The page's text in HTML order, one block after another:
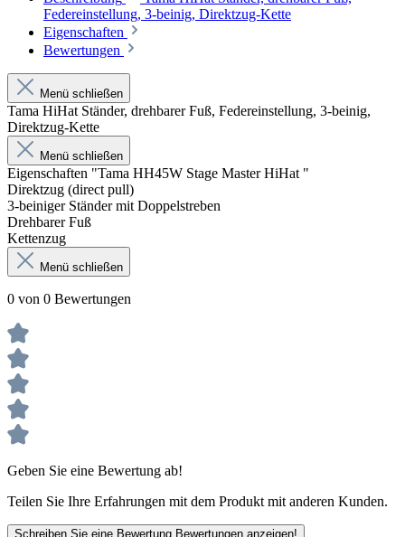
Federeinstellung, 3-beinig, Direktzug-Kette
Eigenschaften
Bewertungen
Menü schließen
Tama HiHat Ständer, drehbarer Fuß, Federeinstellung, 3-beinig,
Direktzug-Kette
Menü schließen
Eigenschaften "Tama HH45W Stage Master HiHat "
Direktzug (direct pull)
3-beiniger Ständer mit Doppelstreben
Drehbarer Fuß
Kettenzug
Menü schließen
0 von 0 Bewertungen
Geben Sie eine Bewertung ab!
Teilen Sie Ihre Erfahrungen mit dem Produkt mit anderen Kunden.
Schreiben Sie eine Bewertung Bewertungen anzeigen!